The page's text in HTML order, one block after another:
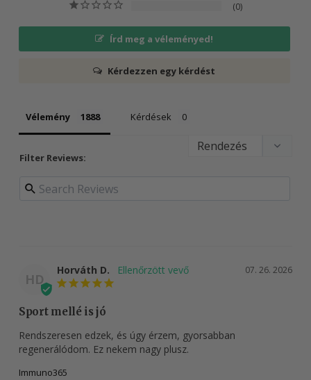
0
Írd meg a véleményed!
Kérdezzen egy kérdést
Vélemény Kérdések
Filter Reviews:
HD
07. 26. 2026
Horváth D.
Sport mellé is jó
Rendszeresen edzek, és úgy érzem, gyorsabban
regenerálódom. Ez nekem nagy plusz.
Immuno365